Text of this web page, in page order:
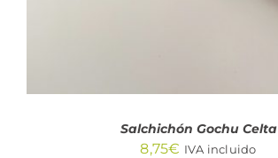
Salchichón Gochu Celta
8,75€ IVA incluido